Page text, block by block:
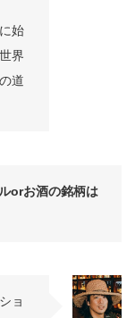
始
界
道
orお酒の銘柄は
ョ